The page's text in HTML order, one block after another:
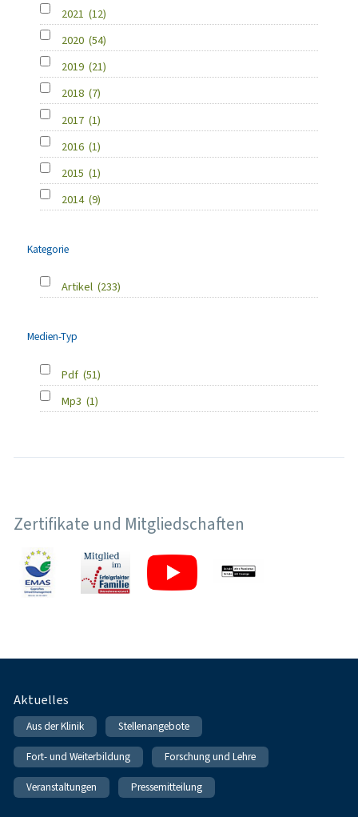
2021 (12)
2020 (54)
2019 (21)
2018 (7)
2017 (1)
2016 (1)
2015 (1)
2014 (9)
Kategorie
Artikel (233)
Medien-Typ
Pdf (51)
Mp3 (1)
Zertifikate und Mitgliedschaften
Fußnavigation
Aktuelles
Aus der Klinik Stellenangebote
Fort- und Weiterbildung Forschung und Lehre
Veranstaltungen Pressemitteilung